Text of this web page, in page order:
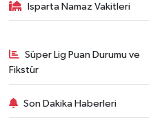
Isparta Namaz Vakitleri
Süper Lig Puan Durumu ve
Fikstür
Son Dakika Haberleri